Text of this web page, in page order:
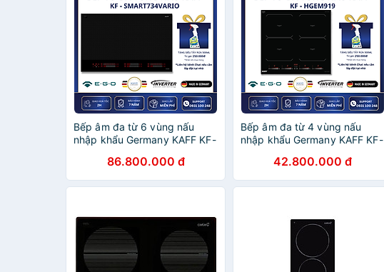
Bếp âm đa từ 6 vùng nấu
nhập khẩu Germany KAFF KF-
86.800.000 đ
Bếp âm đa từ 4 vùng nấu
nhập khẩu Germany KAFF KF-
42.800.000 đ